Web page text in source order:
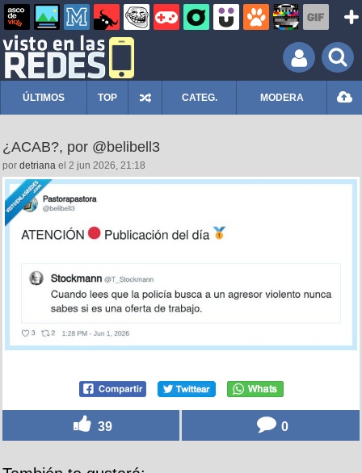
ÚLTIMOS TOP CATEG. MODERA
¿ACAB?, por @belibell3
por detriana el 2 jun 2026, 21:18
39 0